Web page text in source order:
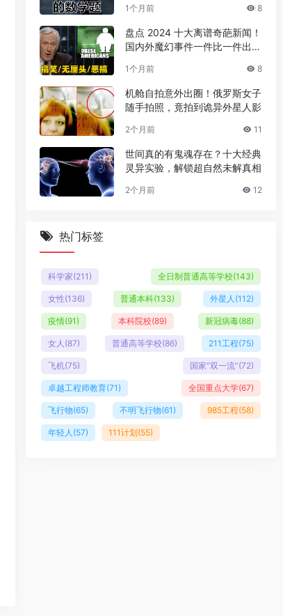
1个月前 8
盘点 2024 十大离谱奇葩新闻！
国内外魔幻事件一件比一件出人
1个月前 8
机舱自拍意外出圈！俄罗斯女子
随手拍照，竟拍到诡异外星人影
2个月前 11
世间真的有鬼魂存在？十大经典
灵异实验，解锁超自然未解真相
2个月前 12
热门标签
科学家(211) 全日制普通高等学校(143)
女性(136) 普通本科(133) 外星人 (112)
疫情(91) 本科院校(89) 新冠病毒(88)
女人 (87) 普通高等学校(86) 211工程(75)
飞机(75) 国家“双一流”(72)
卓越工程师教育(71) 全国重点大学(67)
飞行物(65) 不明飞行物(61) 985工程(58)
年轻人 (57) 111计划(55)